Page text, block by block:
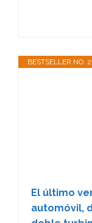
BESTSELLER NO. 2
El último
automóvil,